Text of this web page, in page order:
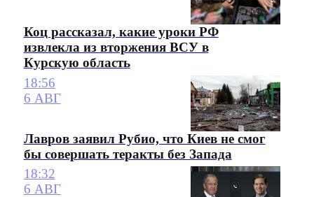
Коц рассказал, какие уроки РФ
извлекла из вторжения ВСУ в
Курскую область
18:56
6 АВГ
Лавров заявил Рубио, что Киев не смог
бы совершать теракты без Запада
18:32
6 АВГ